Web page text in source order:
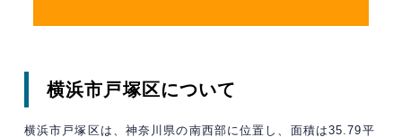
横浜市戸塚区について
横浜市戸塚区は、神奈川県の南西部に位置し、面積は35.79平